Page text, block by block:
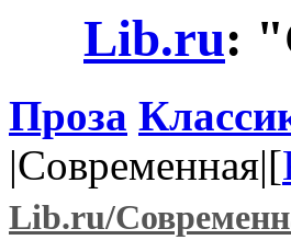
Lib.ru:
Проза
|Современная|[
Lib.ru/